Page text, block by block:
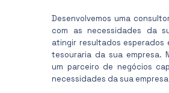
Desenvolvemos uma
com as necessidades da
atingir resultados esperados
tesouraria da sua empresa.
um parceiro de negócios
necessidades da sua